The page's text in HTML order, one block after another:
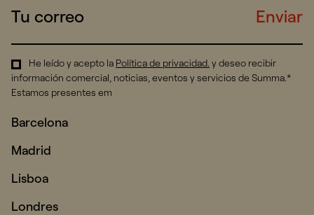
Enviar
He leído y acepto la Política de privacidad. y deseo recibir
información comercial, noticias, eventos y servicios de Summa.*
Estamos presentes em
Barcelona
Madrid
Lisboa
Londres